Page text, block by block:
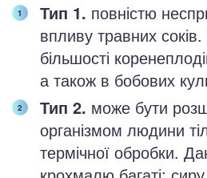
Тип 1. повністю
впливу травних
більшості
а також в бобових
Тип 2. може бути
організмом людини
термічної обробки.